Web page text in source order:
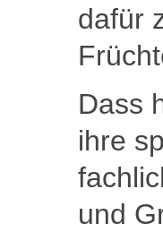
dafür
Dass
ihre
und